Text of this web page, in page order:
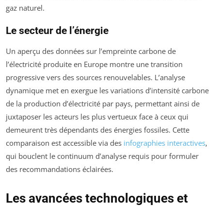
gaz naturel.
Le secteur de l’énergie
Un aperçu des données sur l’empreinte carbone de
l’électricité produite en Europe montre une transition
progressive vers des sources renouvelables. L’analyse
dynamique met en exergue les variations d’intensité carbone
de la production d’électricité par pays, permettant ainsi de
juxtaposer les acteurs les plus vertueux face à ceux qui
demeurent très dépendants des énergies fossiles. Cette
comparaison est accessible via des infographies interactives,
qui bouclent le continuum d’analyse requis pour formuler
des recommandations éclairées.
Les avancées technologiques et